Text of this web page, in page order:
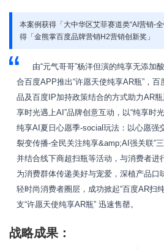
本案例获得「大中华区艾菲赛道类“AI营销-
得「金熊掌百度品牌营销H2营销创新奖」
由“元气哥哥”杨洋但演的纯享无添加
合百度APP推出“许愿天使纯享AR瓶”，
品及百度IP加持政策结合的方式助力AR
享时光遇上AI”品牌创意互动，以“纯享时
纯享AI夏日心愿季-social玩法：以心愿强
裂变传播-全民关注纯享&amp;AI强关联”
并结合线下商超扫瓶等活动，与消费者进
为消费群体传递美好与宠爱，深植产品口
轻时尚消费者圈层，成功掀起“百度AR扫
支“许愿天使纯享AR瓶” 迅速售罄。
战略成果：